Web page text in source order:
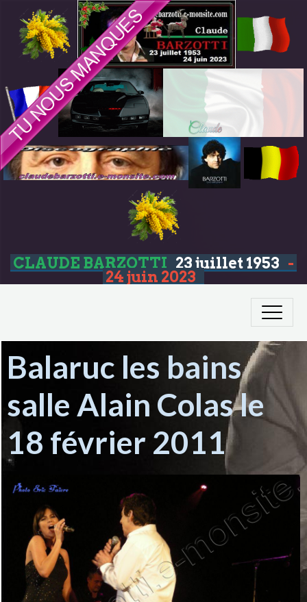
CLAUDE BARZOTTI 23 juillet 1953 -
24 juin 2023
Balaruc les bains
salle Alain Colas le
18 février 2011